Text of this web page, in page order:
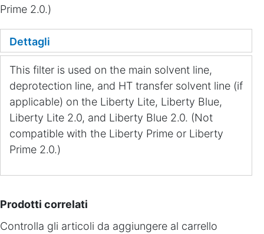
Prime 2.0.)
Dettagli
This filter is used on the main solvent line,
deprotection line, and HT transfer solvent line (if
applicable) on the Liberty Lite, Liberty Blue,
Liberty Lite 2.0, and Liberty Blue 2.0. (Not
compatible with the Liberty Prime or Liberty
Prime 2.0.)
Prodotti correlati
Controlla gli articoli da aggiungere al carrello